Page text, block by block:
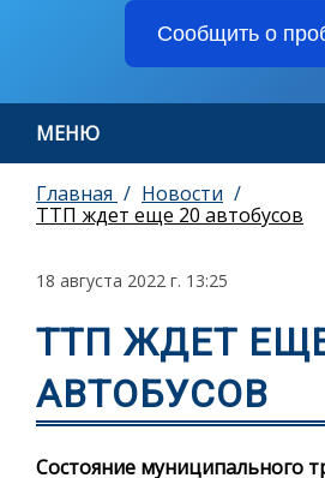
Сообщить о
МЕНЮ
Главная
Новости
ТТП ждет еще 20 автобусов
18 августа 2022 г. 13:25
ТТП ЖДЕТ
АВТОБУСОВ
Состояние муниципального